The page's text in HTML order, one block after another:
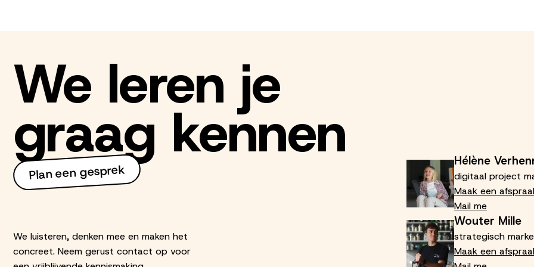
We leren je
graag kennen
Plan een gesprek
We luisteren, denken mee en maken het
concreet. Neem gerust contact op voor
Hélène
digitaal project
Maak een
Mail me
Wouter Mille
strategisch
Maak een